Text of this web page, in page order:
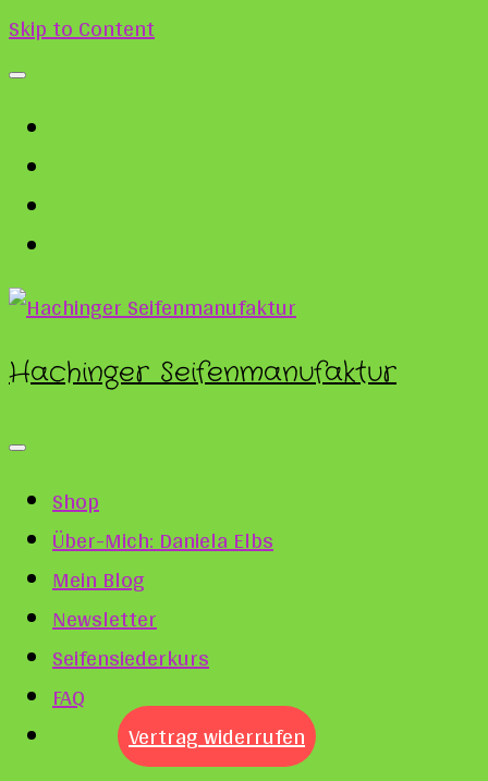
Skip to Content
Hachinger Seifenmanufaktur
Shop
Über-Mich: Daniela Elbs
Mein Blog
Newsletter
Seifensiederkurs
FAQ
Vertrag widerrufen